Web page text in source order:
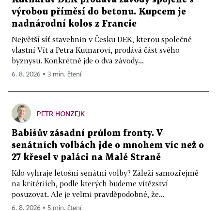
výrobou příměsí do betonu. Kupcem je
nadnárodní kolos z Francie
Největší síť stavebnin v Česku DEK, kterou společně
vlastní Vít a Petra Kutnarovi, prodává část svého
byznysu. Konkrétně jde o dva závody...
6. 8. 2026 ▪ 3 min. čtení
PETR HONZEJK
Babišův zásadní průlom fronty. V
senátních volbách jde o mnohem víc než o
27 křesel v paláci na Malé Straně
Kdo vyhraje letošní senátní volby? Záleží samozřejmě
na kritériích, podle kterých budeme vítězství
posuzovat. Ale je velmi pravděpodobné, že...
6. 8. 2026 ▪ 5 min. čtení